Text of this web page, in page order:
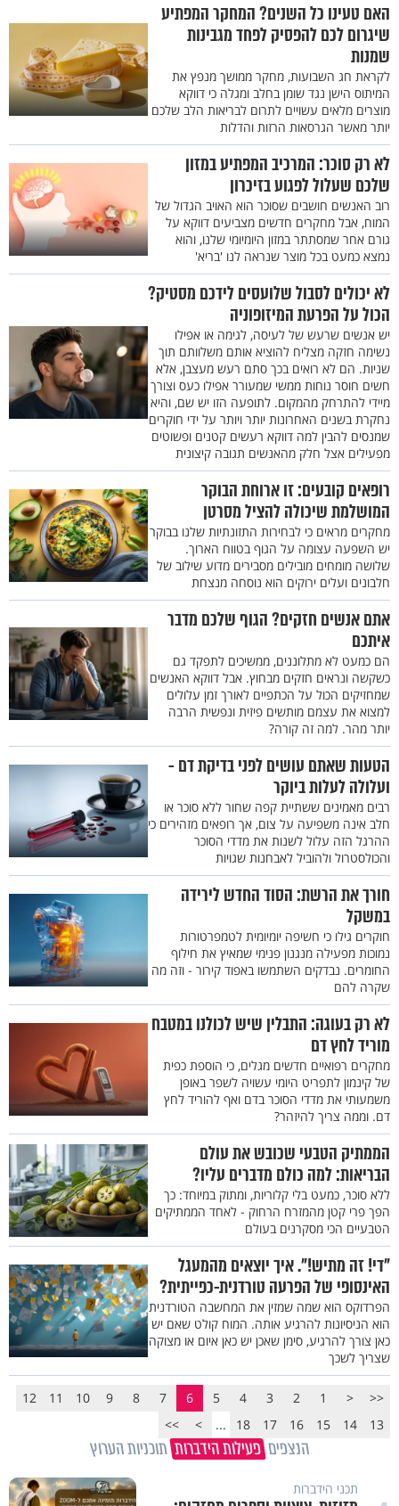
האם טעינו כל השנים? המחקר המפתיע
שיגרום לכם להפסיק לפחד מגבינות
שמנות
לקראת חג השבועות, מחקר ממושך מנפץ את
המיתוס הישן נגד שומן בחלב ומגלה כי דווקא
מוצרים מלאים עשויים לתרום לבריאות הלב שלכם
יותר מאשר הגרסאות הרזות והדלות
לא רק סוכר: המרכיב המפתיע במזון
שלכם שעלול לפגוע בזיכרון
רוב האנשים חושבים שסוכר הוא האויב הגדול של
המוח, אבל מחקרים חדשים מצביעים דווקא על
גורם אחר שמסתתר במזון היומיומי שלנו, והוא
נמצא כמעט בכל מוצר שנראה לנו 'בריא'
לא יכולים לסבול שלועסים לידכם מסטיק?
הכול על הפרעת המיזופוניה
יש אנשים שרעש של לעיסה, לגימה או אפילו
נשימה חזקה מצליח להוציא אותם משלוותם תוך
שניות. הם לא רואים בכך סתם רעש מעצבן, אלא
חשים חוסר נוחות ממשי שמעורר אפילו כעס וצורך
מיידי להתרחק מהמקום. לתופעה הזו יש שם, והיא
נחקרת בשנים האחרונות יותר ויותר על ידי חוקרים
שמנסים להבין למה דווקא רעשים קטנים ופשוטים
מפעילים אצל חלק מהאנשים תגובה קיצונית
רופאים קובעים: זו ארוחת הבוקר
המושלמת שיכולה להציל מסרטן
מחקרים מראים כי לבחירות התזונתיות שלנו בבוקר
יש השפעה עצומה על הגוף בטווח הארוך.
שלושה מומחים מובילים מסבירים מדוע שילוב של
חלבונים ועלים ירוקים הוא נוסחה מנצחת
אתם אנשים חזקים? הגוף שלכם מדבר
איתכם
הם כמעט לא מתלוננים, ממשיכים לתפקד גם
כשקשה ונראים חזקים מבחוץ. אבל דווקא האנשים
שמחזיקים הכול על הכתפיים לאורך זמן עלולים
למצוא את עצמם מותשים פיזית ונפשית הרבה
יותר מהר. למה זה קורה?
הטעות שאתם עושים לפני בדיקת דם -
ועלולה לעלות ביוקר
רבים מאמינים ששתיית קפה שחור ללא סוכר או
חלב אינה משפיעה על צום, אך רופאים מזהירים כי
ההרגל הזה עלול לשנות את מדדי הסוכר
והכולסטרול ולהוביל לאבחנות שגויות
חורך את הרשת: הסוד החדש לירידה
במשקל
חוקרים גילו כי חשיפה יומיומית לטמפרטורות
נמוכות מפעילה מנגנון פנימי שמאיץ את חילוף
החומרים. נבדקים השתמשו באפוד קירור - וזה מה
שקרה להם
לא רק בעוגה: התבלין שיש לכולנו במטבח
מוריד לחץ דם
מחקרים רפואיים חדשים מגלים, כי הוספת כפית
של קינמון לתפריט היומי עשויה לשפר באופן
משמעותי את מדדי הסוכר בדם ואף להוריד לחץ
דם. וממה צריך להיזהר?
הממתיק הטבעי שכובש את עולם
הבריאות: למה כולם מדברים עליו?
ללא סוכר, כמעט בלי קלוריות, ומתוק במיוחד: כך
הפך פרי קטן מהמזרח הרחוק - לאחד הממתיקים
הטבעיים הכי מסקרנים בעולם
"די! זה מתיש!". איך יוצאים מהמעגל
האינסופי של הפרעה טורדנית-כפייתית?
הפרדוקס הוא שמה שמזין את המחשבה הטורדנית
הוא הניסיונות להרגיע אותה. המוח קולט שאם יש
כאן צורך להרגיע, סימן שאכן יש כאן איום או מצוקה
שצריך לשכך
<<
<
1
2
3
4
5
6
7
8
9
10
11
12
13
14
15
16
17
18
...
>
>>
הנצפים פעילות הידברות תוכניות הערוץ
תכני הידברות